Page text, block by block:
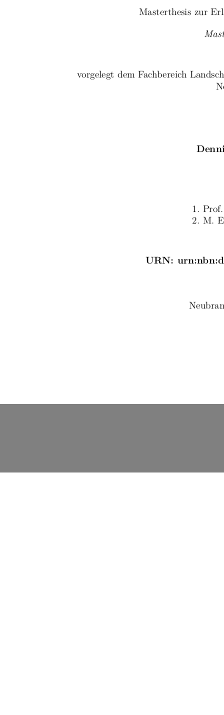
Masterthesis zur
vorgelegt dem Fachbereich
1.
2. M.
URN: